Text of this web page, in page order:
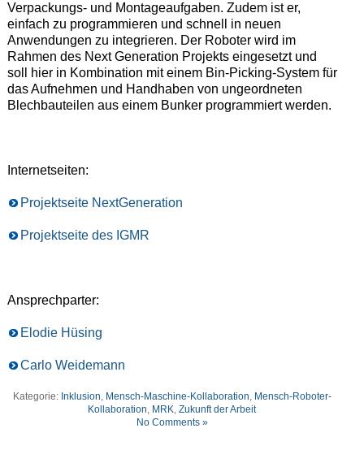
Verpackungs- und Montageaufgaben. Zudem ist er,
einfach zu programmieren und schnell in neuen
Anwendungen zu integrieren. Der Roboter wird im
Rahmen des Next Generation Projekts eingesetzt und
soll hier in Kombination mit einem Bin-Picking-System für
das Aufnehmen und Handhaben von ungeordneten
Blechbauteilen aus einem Bunker programmiert werden.
Internetseiten:
Projektseite NextGeneration
Projektseite des IGMR
Ansprechparter:
Elodie Hüsing
Carlo Weidemann
Kategorie: Inklusion, Mensch-Maschine-Kollaboration, Mensch-Roboter-
Kollaboration, MRK,Zukunft der Arbeit
No Comments »